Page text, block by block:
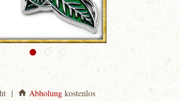
| Abholungkostenlos